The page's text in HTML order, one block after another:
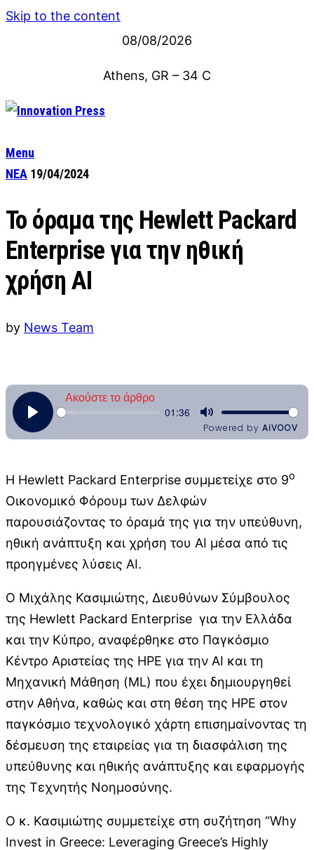
Skip to the content
08/08/2026
Athens, GR – 34 C
Menu
ΝΕΑ 19/04/2024
Το όραμα της Hewlett Packard
Enterprise για την ηθική
χρήση ΑΙ
by News Team
Η Hewlett Packard Enterprise συμμετείχε στο 9ο
Οικονομικό Φόρουμ των Δελφών
παρουσιάζοντας το όραμά της για την υπεύθυνη,
ηθική ανάπτυξη και χρήση του AI μέσα από τις
προηγμένες λύσεις AI.
Ο Μιχάλης Κασιμιώτης, Διευθύνων Σύμβουλος
της Hewlett Packard Enterprise για την Ελλάδα
και την Κύπρο, αναφέρθηκε στο Παγκόσμιο
Κέντρο Αριστείας της HPE για την ΑΙ και τη
Μηχανική Μάθηση (ML) που έχει δημιουργηθεί
στην Αθήνα, καθώς και στη θέση της HPE στον
παγκόσμιο τεχνολογικό χάρτη επισημαίνοντας τη
δέσμευση της εταιρείας για τη διασφάλιση της
υπεύθυνης και ηθικής ανάπτυξης και εφαρμογής
της Τεχνητής Νοημοσύνης.
Ο κ. Κασιμιώτης συμμετείχε στη συζήτηση “Why
Invest in Greece: Leveraging Greece’s Highly